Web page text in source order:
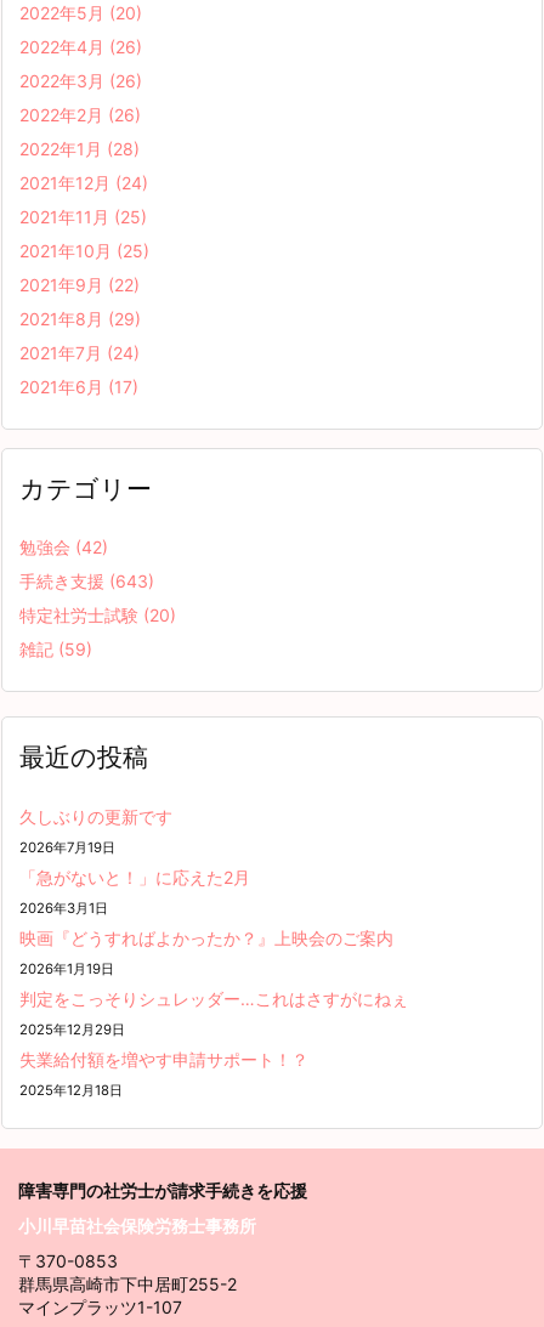
2022年5月 (20)
2022年4月 (26)
2022年3月 (26)
2022年2月 (26)
2022年1月 (28)
2021年12月 (24)
2021年11月 (25)
2021年10月 (25)
2021年9月 (22)
2021年8月 (29)
2021年7月 (24)
2021年6月 (17)
カテゴリー
勉強会 (42)
手続き支援 (643)
特定社労士試験 (20)
雑記 (59)
最近の投稿
久しぶりの更新です
2026年7月19日
「急がないと！」に応えた2月
2026年3月1日
映画『どうすればよかったか？』上映会のご案内
2026年1月19日
判定をこっそりシュレッダー…これはさすがにねぇ
2025年12月29日
失業給付額を増やす申請サポート！？
2025年12月18日
障害専門の社労士が請求手続きを応援
小川早苗社会保険労務士事務所
〒370-0853
群馬県高崎市下中居町255-2
マインプラッツ1-107